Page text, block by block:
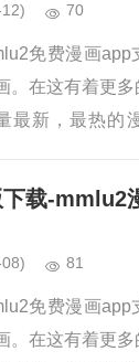
70
免费漫画app
。在这有着更多
最新，最热的
，短篇，单本
载-mmlu2
81
免费漫画app
。在这有着更多